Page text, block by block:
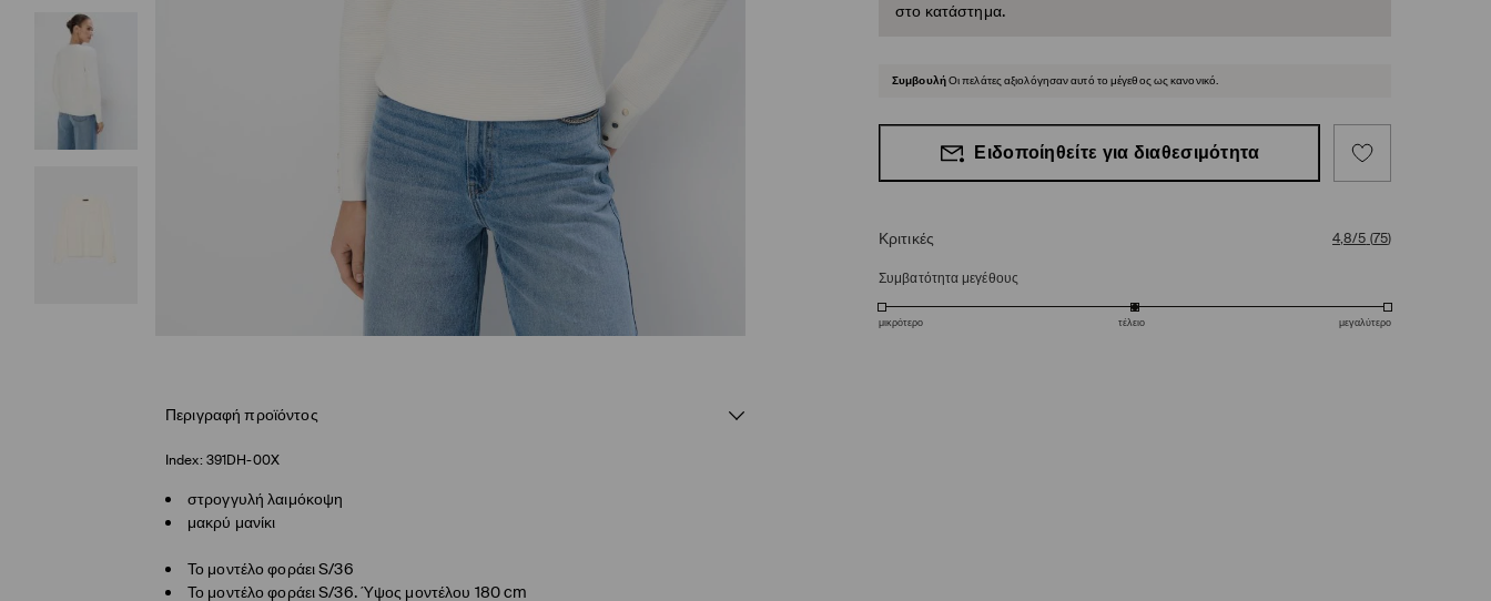
στο κατάστημα.
ΣυμβουλήΟι πελάτες αξιολόγησαν αυτό το μέγεθος ως κανονικό.
Ειδοποίηθείτε για διαθεσιμότητα
Κριτικές 4,8/5 (75)
Συμβατότητα μεγέθους
μικρότερο τέλειο μεγαλύτερο
Περιγραφή προϊόντος
Index: 391DH-00X
στρογγυλή λαιμόκοψη
μακρύ μανίκι
Το μοντέλο φοράει S/36
Το μοντέλο φοράει S/36. Ύψος μοντέλου 180 cm